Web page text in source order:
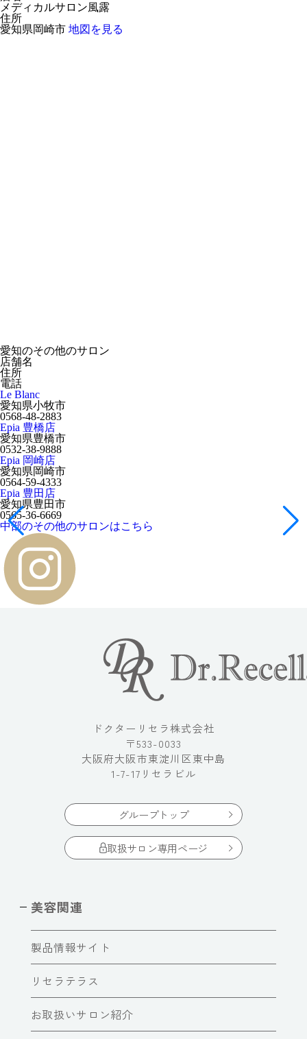
メディカルサロン風露
住所
愛知県岡崎市 地図を見る
愛知のその他のサロン
店舗名
住所
電話
Le Blanc
愛知県小牧市
0568-48-2883
Epia 豊橋店
愛知県豊橋市
0532-38-9888
Epia 岡崎店
愛知県岡崎市
0564-59-4333
Epia 豊田店
愛知県豊田市
0565-36-6669
中部のその他のサロンはこちら
ドクターリセラ株式会社
〒533-0033
大阪府大阪市東淀川区東中島
1-7-17リセラビル
グループトップ
取扱サロン専用ページ
美容関連
製品情報サイト
リセラテラス
お取扱いサロン紹介